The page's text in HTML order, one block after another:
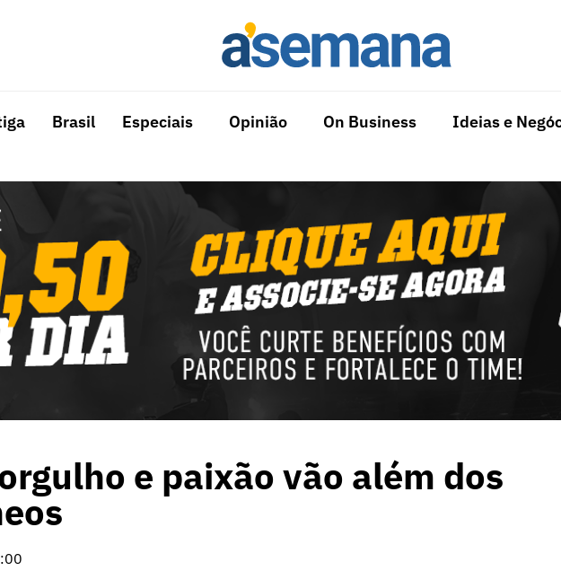
Brasil Especiais Opinião On Business Ideias e
e paixão vão além dos